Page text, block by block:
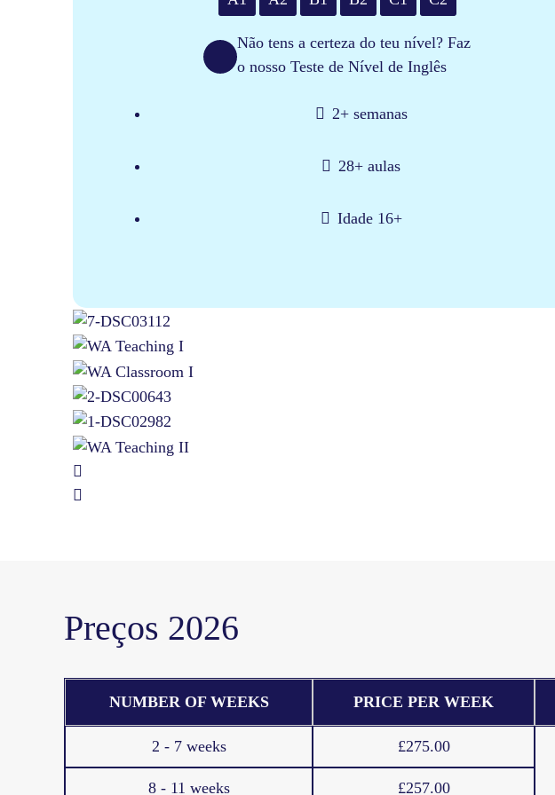
Não tens a certeza do teu nível? Faz
o nosso Teste de Nível de Inglês
2+ semanas​
28+ aulas
Idade 16+​
Preços 2026
NUMBER OF WEEKS PRICE PER WEEK
2 - 7 weeks £275.00
8 - 11 weeks £257.00